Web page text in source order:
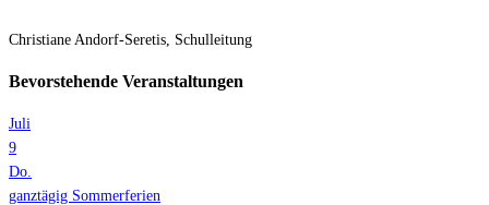
Christiane Andorf-Seretis, Schulleitung
Bevorstehende Veranstaltungen
Juli
9
Do.
ganztägig Sommerferien